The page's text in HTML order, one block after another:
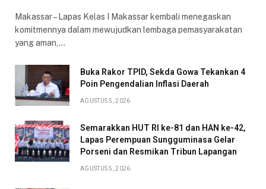
Makassar – Lapas Kelas I Makassar kembali menegaskan
komitmennya dalam mewujudkan lembaga pemasyarakatan
yang aman,…
Buka Rakor TPID, Sekda Gowa Tekankan 4
Poin Pengendalian Inflasi Daerah
AGUSTUS 5, 2026
Semarakkan HUT RI ke-81 dan HAN ke-42,
Lapas Perempuan Sungguminasa Gelar
Porseni dan Resmikan Tribun Lapangan
AGUSTUS 5, 2026